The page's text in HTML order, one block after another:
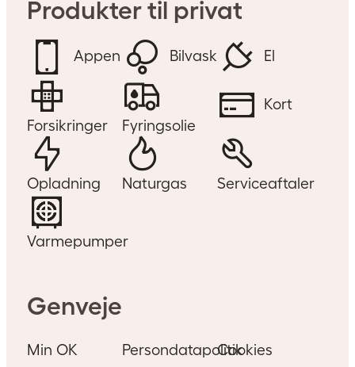
om, hvad du skal gøre, hvis du
oplever det.
Produkter til privat
Appen Bilvask El
Forsikringer Fyringsolie
Kort
Opladning Naturgas Serviceaftaler
Varmepumper
Genveje
Min OK PersondatapolitikCookies